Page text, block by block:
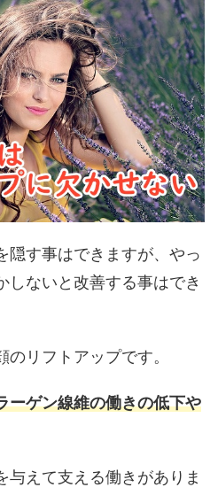
隠す事はできますが、やっ
しないと改善する事はでき
リフトアップです。
ーゲン線維の働きの低下や
与えて支える働きがありま